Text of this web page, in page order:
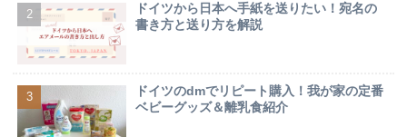
ドイツから日本へ手紙を送りたい！宛名の
書き方と送り方を解説
ドイツのdmでリピート購入！我が家の定番
ベビーグッズ＆離乳食紹介